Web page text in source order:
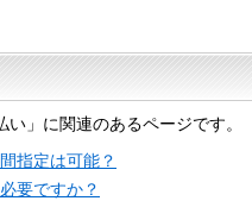
い」に関連のあるページです。
指定は可能？
要ですか？